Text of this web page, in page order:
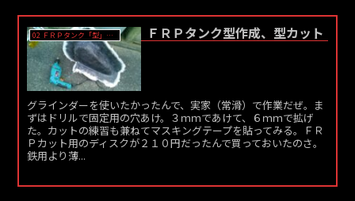
02 ＦＲＰタンク「型」作成 ＦＲＰタンク型作成、型カット
グラインダーを使いたかったんで、実家（常滑）で作業だぜ。ま
ずはドリルで固定用の穴あけ。３ｍｍであけて、６ｍｍで拡げ
た。カットの練習も兼ねてマスキングテープを貼ってみる。ＦＲ
Ｐカット用のディスクが２１０円だったんで買っておいたのさ。
鉄用より薄...